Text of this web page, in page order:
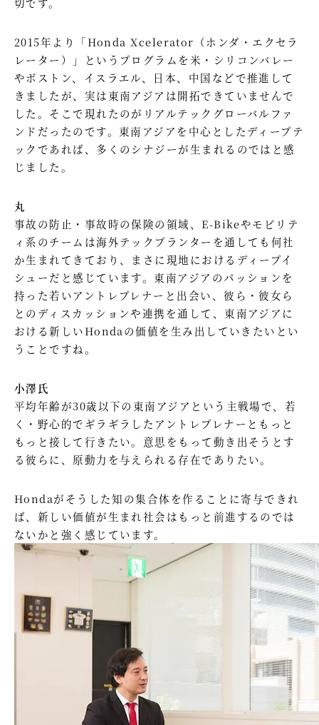
2015年より「Honda Xcelerator（ホンダ・エクセラ
レーター）」というプログラムを米・シリコンバレー
やボストン、イスラエル、日本、中国などで推進して
きましたが、実は東南アジアは開拓できていませんで
した。そこで現れたのがリアルテックグローバルファ
ンドだったのです。東南アジアを中心としたディープテ
ックであれば、多くのシナジーが生まれるのではと感
じました。
丸
事故の防止・事故時の保険の領域、E-Bikeやモビリテ
ィ系のチームは海外テックプランターを通しても何社
か生まれてきており、まさに現地におけるディープイ
シューだと感じています。東南アジアのパッションを
持った若いアントレプレナーと出会い、彼ら・彼女ら
とのディスカッションや連携を通して、東南アジアに
おける新しいHondaの価値を生み出していきたいとい
うことですね。
小澤氏
平均年齢が30歳以下の東南アジアという主戦場で、若
く・野心的でギラギラしたアントレプレナーともっと
もっと接して行きたい。意思をもって動き出そうとす
る彼らに、原動力を与えられる存在でありたい。
Hondaがそうした知の集合体を作ることに寄与できれ
ば、新しい価値が生まれ社会はもっと前進するのでは
ないかと強く感じています。